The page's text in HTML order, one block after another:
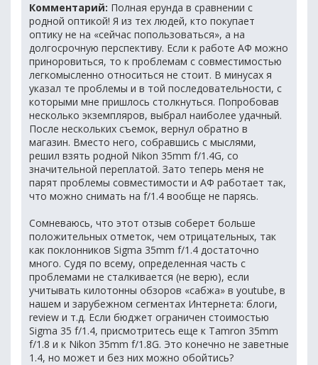
Комментарий: Полная ерунда в сравнении с
родной оптикой! Я из тех людей, кто покупает
оптику не на «сейчас попользоваться», а на
долгосрочную перспективу. Если к работе АФ можно
приноровиться, то к проблемам с совместимостью
легкомысленно относиться не стоит. В минусах я
указал те проблемы и в той последовательности, с
которыми мне пришлось столкнуться. Попробовав
несколько экземпляров, выбрал наиболее удачный.
После нескольких съемок, вернул обратно в
магазин. Вместо него, собравшись с мыслями,
решил взять родной Nikon 35mm f/1.4G, со
значительной переплатой. Зато теперь меня не
парят проблемы совместимости и АФ работает так,
что можно снимать на f/1.4 вообще не парясь.
Сомневаюсь, что этот отзыв соберет больше
положительных отметок, чем отрицательных, так
как поклонников Sigma 35mm f/1.4 достаточно
много. Судя по всему, определенная часть с
проблемами не сталкивается (не верю), если
учитывать килотонны обзоров «сабжа» в youtube, в
нашем и зарубежном сегментах Интернета: блоги,
review и т.д. Если бюджет ограничен стоимостью
Sigma 35 f/1.4, присмотритесь еще к Tamron 35mm
f/1.8 и к Nikon 35mm f/1.8G. Это конечно не заветные
1.4, но может и без них можно обойтись?